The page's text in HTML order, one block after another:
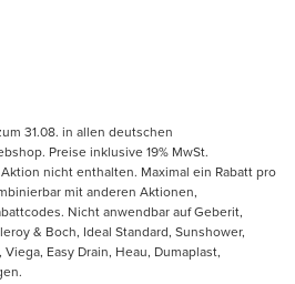
31.08. in allen deutschen
Preise inklusive 19% MwSt.
nicht enthalten. Maximal ein Rabatt pro
mit anderen Aktionen,
Nicht anwendbar auf Geberit,
& Boch, Ideal Standard, Sunshower,
Easy Drain, Heau, Dumaplast,